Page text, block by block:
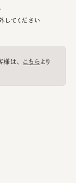
てください
は、 こちらより